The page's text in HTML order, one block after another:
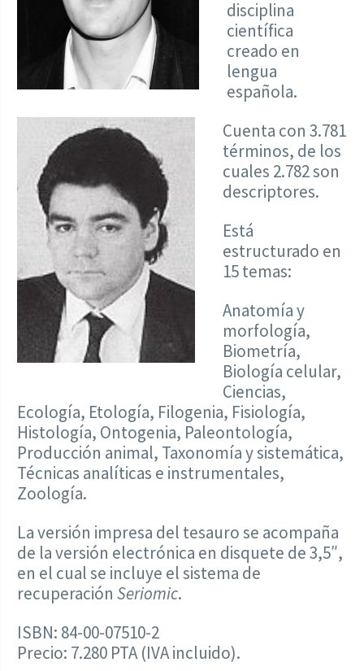
disciplina
científica
creado en
lengua
española.
Cuenta con 3.781
términos, de los
cuales 2.782 son
descriptores.
Está
estructurado en
15 temas:
Anatomía y
morfología,
Biometría,
Biología celular,
Ciencias,
Ecología, Etología, Filogenia, Fisiología,
Histología, Ontogenia, Paleontología,
Producción animal, Taxonomía y sistemática,
Técnicas analíticas e instrumentales,
Zoología.
La versión impresa del tesauro se acompaña
de la versión electrónica en disquete de 3,5″,
en el cual se incluye el sistema de
recuperación Seriomic.
ISBN: 84-00-07510-2
Precio: 7.280 PTA (IVA incluido).